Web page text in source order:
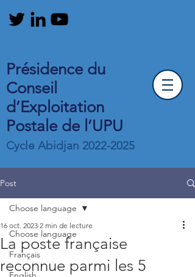
Présidence du
Conseil
d’Exploitation
Postale de l’UPU
Cycle Abidjan 2022-2025
Post
Choose language
Français
Choose language
La poste française
reconnue parmi les 5
16 oct. 2023 2 min de lecture